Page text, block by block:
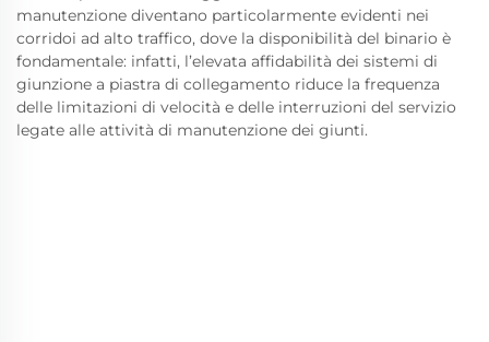
manutenzione diventano particolarmente evidenti nei
corridoi ad alto traffico, dove la disponibilità del binario è
fondamentale: infatti, l’elevata affidabilità dei sistemi di
giunzione a piastra di collegamento riduce la frequenza
delle limitazioni di velocità e delle interruzioni del servizio
legate alle attività di manutenzione dei giunti.